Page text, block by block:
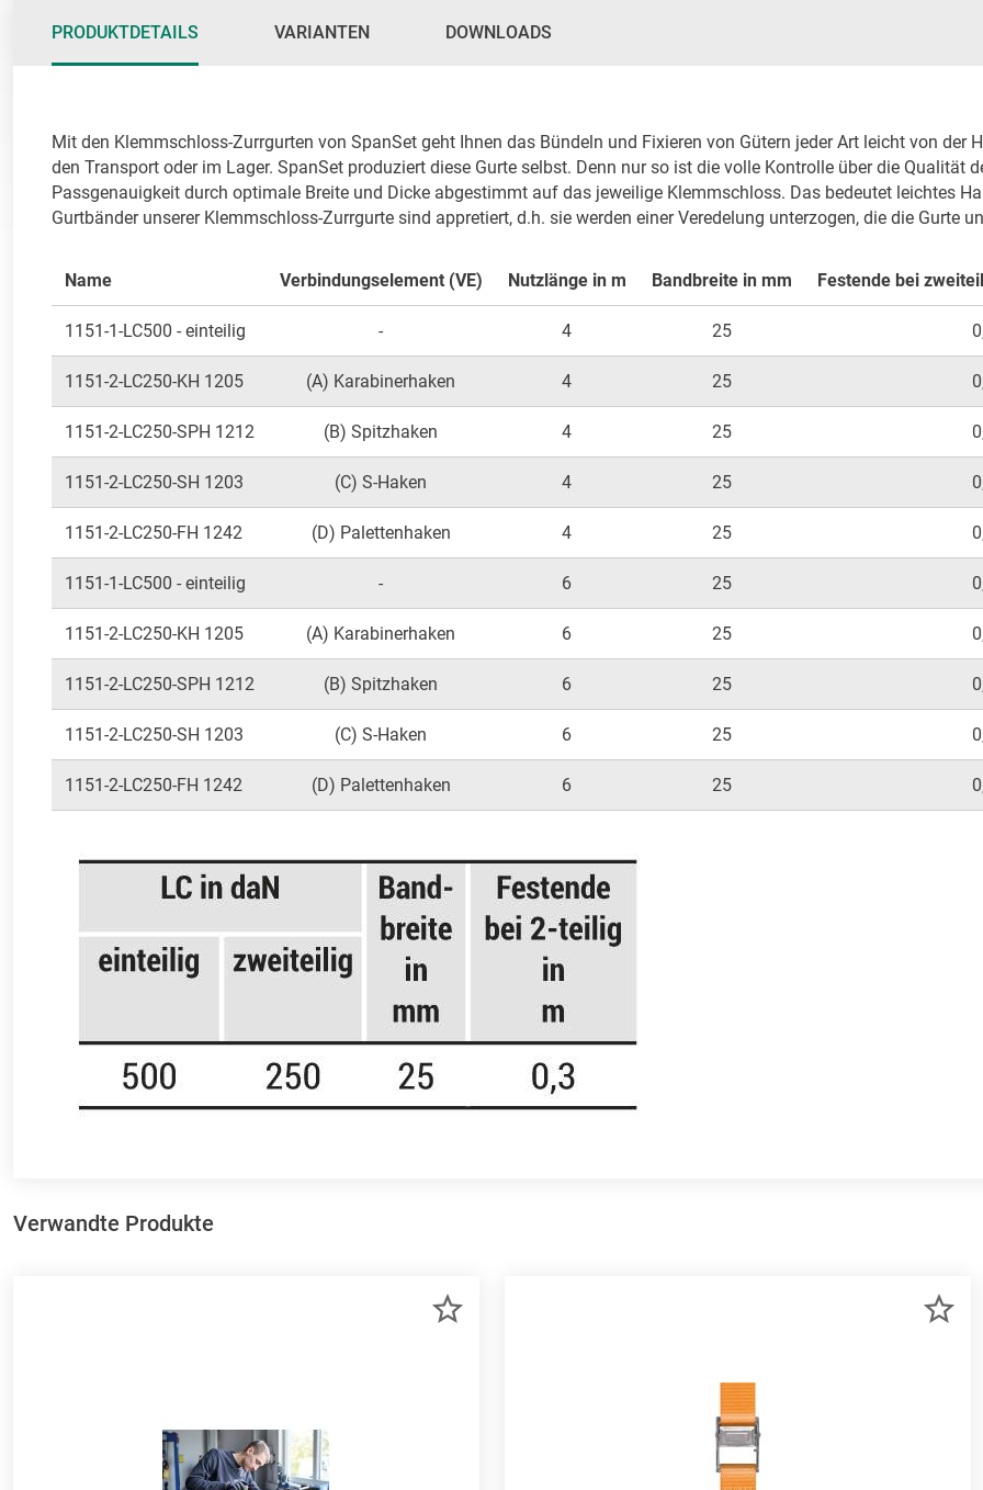
PRODUKTDETAILS
Mit den Klemmschloss-Zurrgurten von SpanSet geht Ihnen das Bündeln und Fixieren von Gütern jeder Art leicht von
den Transport oder im Lager. SpanSet produziert diese Gurte selbst. Denn nur so ist die volle Kontrolle über die Qualität
Passgenauigkeit durch optimale Breite und Dicke abgestimmt auf das jeweilige Klemmschloss. Das bedeutet leichtes
Gurtbänder unserer Klemmschloss-Zurrgurte sind appretiert, d.h. sie werden einer Veredelung unterzogen, die die Gurte
Name Verbindungselement (VE) Nutzlänge in m Bandbreite in mm Festende bei
1151-1-LC500 - einteilig - 4 25
1151-2-LC250-KH 1205 (A) Karabinerhaken 4 25
1151-2-LC250-SPH 1212 (B) Spitzhaken 4 25
1151-2-LC250-SH 1203 (C) S-Haken 4 25
1151-2-LC250-FH 1242 (D) Palettenhaken 4 25
1151-1-LC500 - einteilig - 6 25
1151-2-LC250-KH 1205 (A) Karabinerhaken 6 25
1151-2-LC250-SPH 1212 (B) Spitzhaken 6 25
1151-2-LC250-SH 1203 (C) S-Haken 6 25
1151-2-LC250-FH 1242 (D) Palettenhaken 6 25
VARIANTEN DOWNLOADS
Verwandte Produkte